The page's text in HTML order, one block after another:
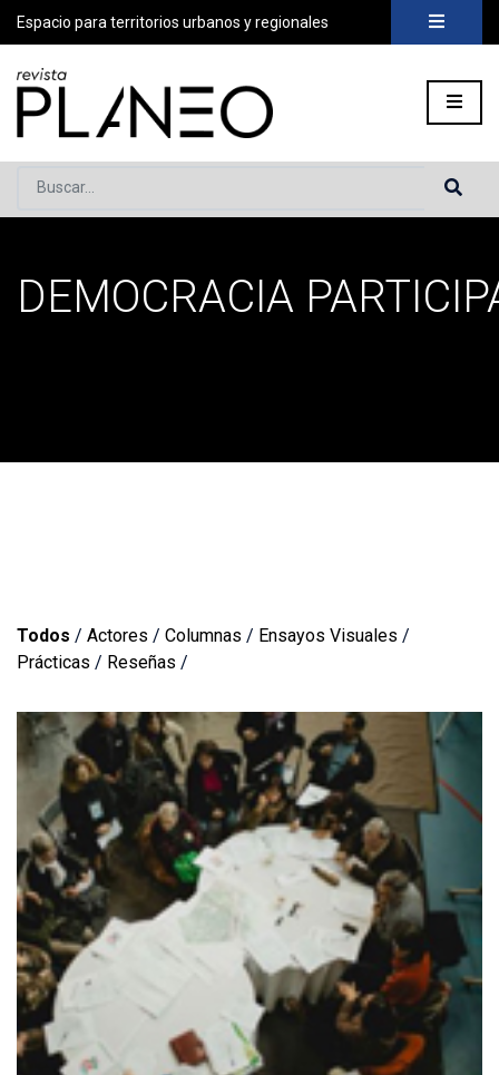
Espacio para territorios urbanos y regionales
Buscar...
Portada » democracia participativa
DEMOCRACIA
Todos / Actores / Columnas / Ensayos Visuales /
Prácticas / Reseñas /